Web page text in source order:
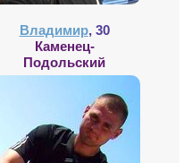
Владимир, 30
Каменец-
Подольский